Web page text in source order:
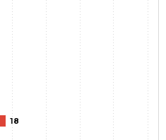
18